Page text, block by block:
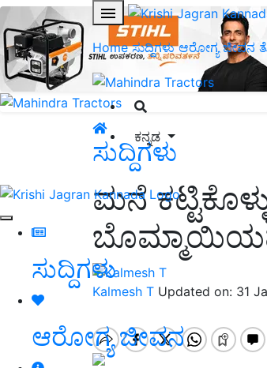
Home ಸುದ್ದಿಗಳು ಆರೋಗ್ಯ ಜೀವನ
ಕನ್ನಡ
ಸುದ್ದಿಗಳು
ಆರೋಗ್ಯ ಜೀವನ
ಸುದ್ದಿಗಳು
ಮನೆ
Kalmesh T Updated on: 31